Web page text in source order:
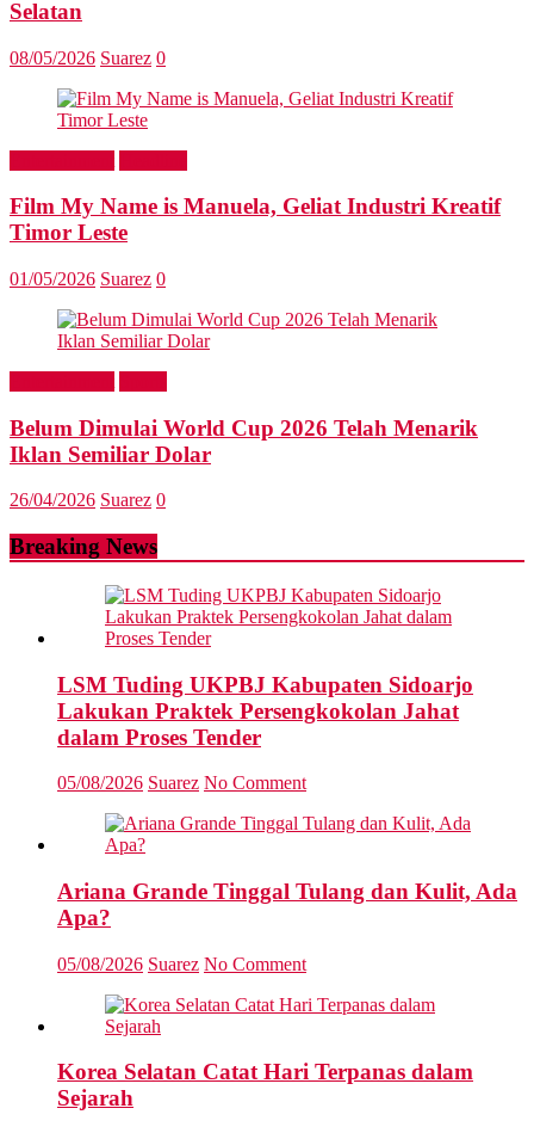
Selatan
08/05/2026 Suarez 0
Film My Name is Manuela, Geliat Industri Kreatif
Timor Leste
01/05/2026 Suarez 0
Belum Dimulai World Cup 2026 Telah Menarik
Iklan Semiliar Dolar
26/04/2026 Suarez 0
Breaking News
LSM Tuding UKPBJ Kabupaten Sidoarjo
Lakukan Praktek Persengkokolan Jahat
dalam Proses Tender
05/08/2026 Suarez No Comment
Ariana Grande Tinggal Tulang dan Kulit, Ada
Apa?
05/08/2026 Suarez No Comment
Korea Selatan Catat Hari Terpanas dalam
Sejarah